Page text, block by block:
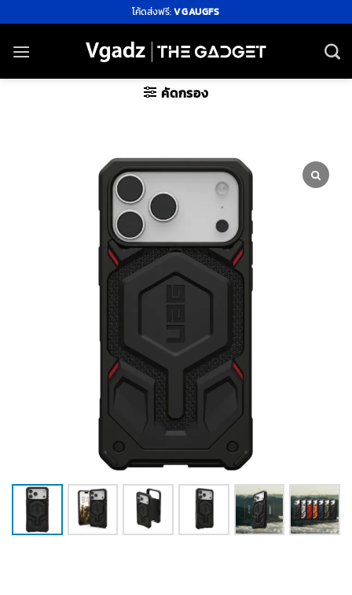
ไป
ยัง
โค้ดส่งฟรี:VGAUGFS
คัดกรอง